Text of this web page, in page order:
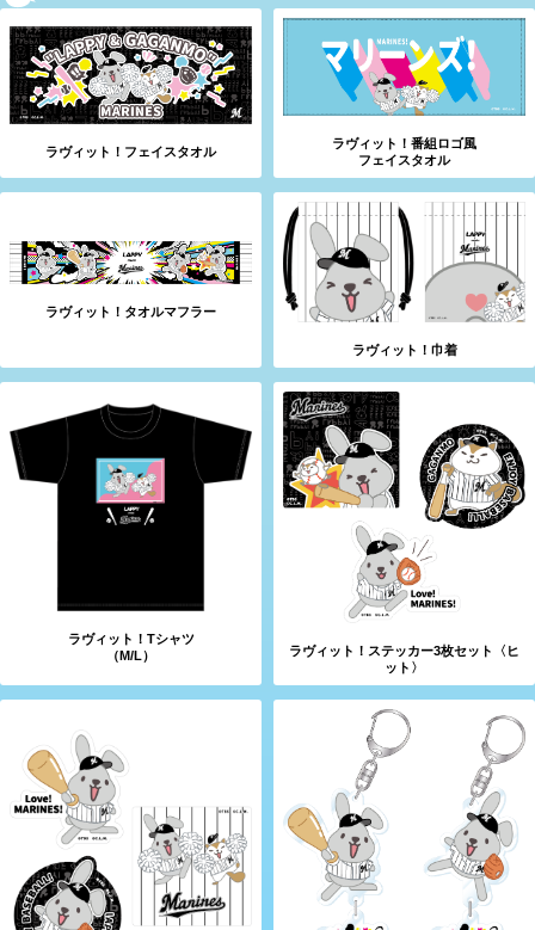
ラヴィット！フェイスタオル
ラヴィット！番組ロゴ風
フェイスタオル
ラヴィット！タオルマフラー
ラヴィット！巾着
ラヴィット！Tシャツ
（M/L）
ラヴィット！ステッカー3枚セット〈ヒ
ット〉